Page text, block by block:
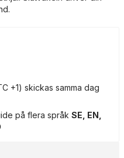
+1) skickas samma dag
på flera språk SE, EN,